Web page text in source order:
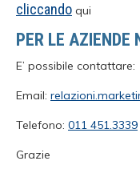
cliccando qui
PER LE AZIENDE
E’ possibile contattare:
Email:
Telefono: 011 451.3339
Grazie